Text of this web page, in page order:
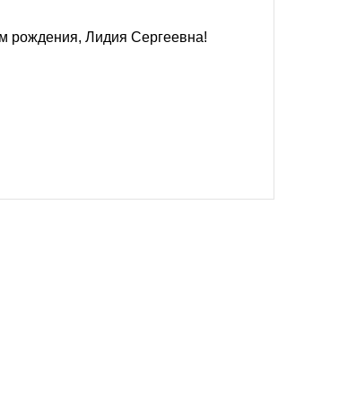
рождения, Лидия Сергеевна!